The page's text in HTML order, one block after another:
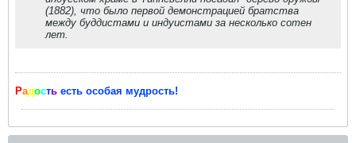
(1882), что было первой демонстрацией братства
между буддистами и индуистами за несколько сотен
лет.
Радость есть особая мудрость!